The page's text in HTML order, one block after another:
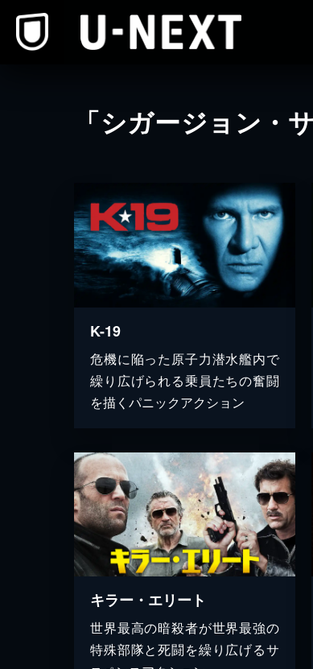
「シガージョン・
K-19
危機に陥った原子力潜水艦内で
繰り広げられる乗員たちの奮闘
を描くパニックアクション
キラー・エリート
世界最高の暗殺者が世界最強の
特殊部隊と死闘を繰り広げるサ